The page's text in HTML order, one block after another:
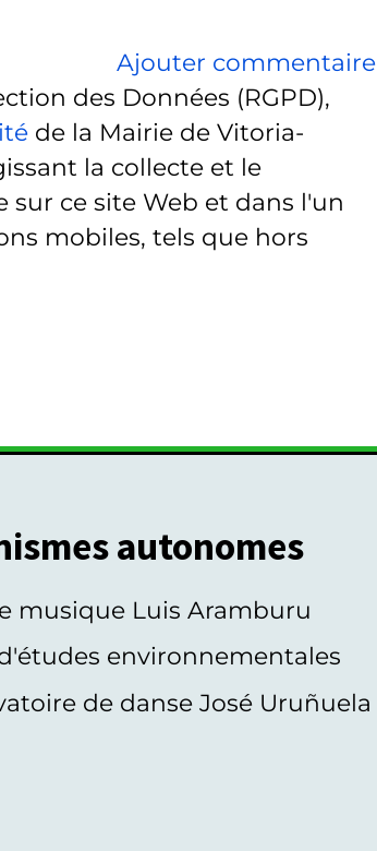
Ajouter commentaire
des Données (RGPD),
de la Mairie de Vitoria-
la collecte et le
ce site Web et dans l'un
mobiles, tels que hors
autonomes
musique Luis Aramburu
environnementales
de danse José Uruñuela